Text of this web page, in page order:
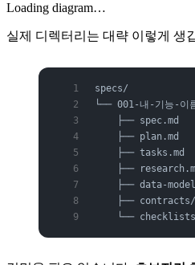
Loading diagram…
실제 디렉터리는 대략 이렇게 생
specs/
└── 001-내-기능-이
├── spec.md
├── plan.md
├── tasks.md
├──
├── data-
├──
└──